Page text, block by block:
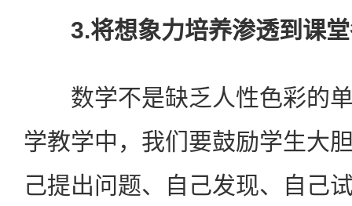
3.将想象力培养渗透到课
数学不是缺乏人性色彩的单
学教学中，我们要鼓励学生大
己提出问题、自己发现、自己